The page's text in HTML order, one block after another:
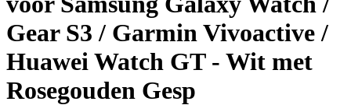
Gear S3 / Garmin Vivoactive /
Huawei Watch GT - Wit met
Rosegouden Gesp